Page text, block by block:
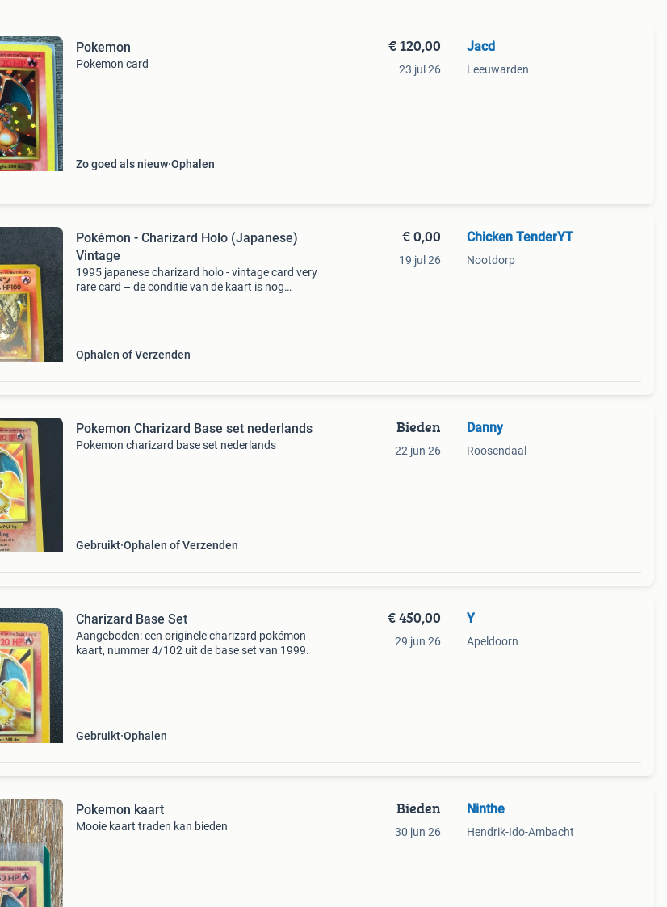
Pokemon
Pokemon card
Zo goed als nieuw Ophalen
€ 120,00
23 jul 26
Jacd
Leeuwarden
Pokémon - Charizard Holo (Japanese)
Vintage
1995 japanese charizard holo - vintage card very
rare card – de conditie van de kaart is nog
Ophalen of Verzenden
€ 0,00
19 jul 26
Chicken TenderYT
Nootdorp
Pokemon Charizard Base set nederlands
Pokemon charizard base set nederlands
Gebruikt Ophalen of Verzenden
Bieden
22 jun 26
Danny
Roosendaal
Charizard Base Set
Aangeboden: een originele charizard pokémon
kaart, nummer 4/102 uit de base set van 1999.
Gebruikt Ophalen
€ 450,00
29 jun 26
Y
Apeldoorn
Pokemon kaart
Mooie kaart traden kan bieden
Bieden
30 jun 26
Ninthe
Hendrik-Ido-Ambacht